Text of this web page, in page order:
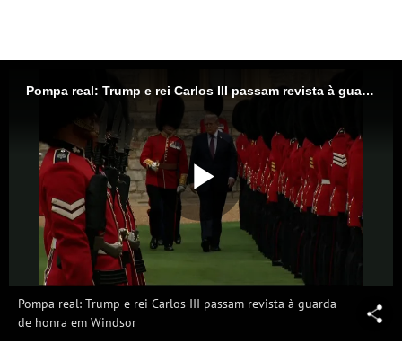
Pompa real: Trump e rei Carlos III passam revista à guarda de honra em Windsor
Vídeo
Pompa real: Trump e rei Carlos III passam revista à guarda
de honra em Windsor